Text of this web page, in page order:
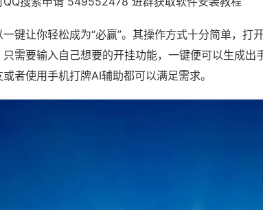
键让你轻松成为“必赢”。其操作方式十分简单，打
只需要输入自己想要的开挂功能，一键便可以生成出
者使用手机打牌AI辅助都可以满足需求。